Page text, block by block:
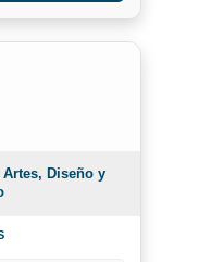
Diseño y